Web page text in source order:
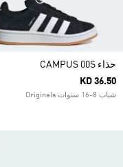
حذاء CAMPUS 00S
KD 36.50
شباب 8-16 سنوات Originals